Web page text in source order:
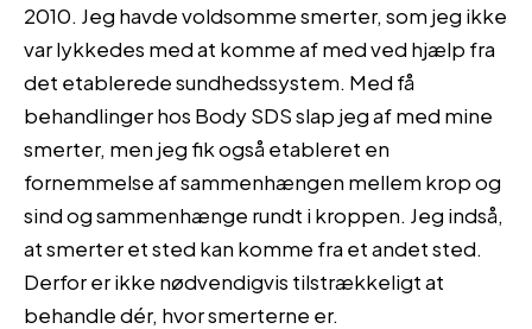
2010. Jeg havde voldsomme smerter, som jeg ikke
var lykkedes med at komme af med ved hjælp fra
det etablerede sundhedssystem. Med få
behandlinger hos Body SDS slap jeg af med mine
smerter, men jeg fik også etableret en
fornemmelse af sammenhængen mellem krop og
sind og sammenhænge rundt i kroppen. Jeg indså,
at smerter et sted kan komme fra et andet sted.
Derfor er ikke nødvendigvis tilstrækkeligt at
behandle dér, hvor smerterne er.